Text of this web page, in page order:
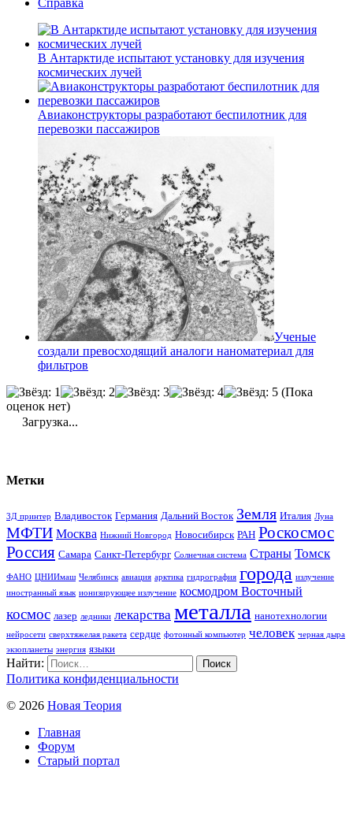
Справка
В Антарктиде испытают установку для изучения
космических лучей
Авиаконструкторы разработают беспилотник для
перевозки пассажиров
Ученые
создали превосходящий аналоги наноматериал для
фильтров
(Пока
оценок нет)
Загрузка...
Метки
3Д принтер Владивосток Германия Дальний Восток Земля Италия Луна
МФТИ Москва Нижний Новгород Новосибирск РАН Роскосмос
Россия Самара Санкт-Петербург Солнечная система Страны Томск
ФАНО ЦНИИмаш Челябинск авиация арктика гидрография города излучение
иностранный язык ионизирующее излучение космодром Восточный
космос лазер ледники лекарства металла нанотехнологии
нейросети сверхтяжелая ракета сердце фотонный компьютер человек черная дыра
экзопланеты энергия языки
Найти:
Политика конфиденциальности
© 2026 Новая Теория
Главная
Форум
Старый портал